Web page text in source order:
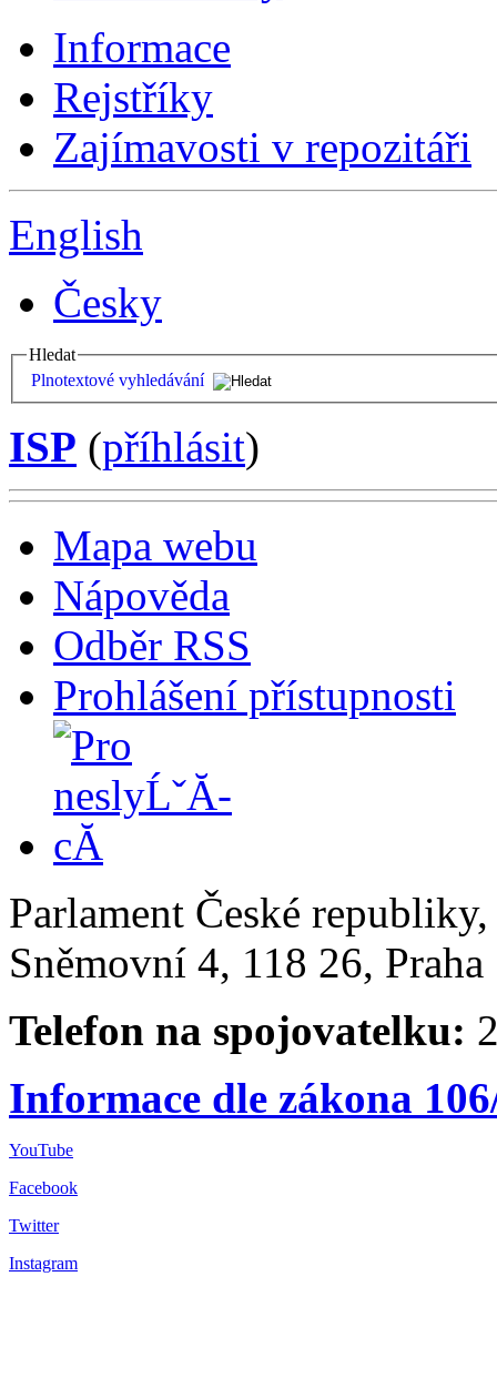
Informace
Rejstříky
Zajímavosti v repozitáři
English
Česky
Hledat
Plnotextové vyhledávání
ISP (příhlásit)
Mapa webu
Nápověda
Odběr RSS
Prohlášení přístupnosti
Parlament České
Sněmovní 4, 118 26,
Telefon na spojovatelku:
Informace dle zákona
YouTube
Facebook
Twitter
Instagram